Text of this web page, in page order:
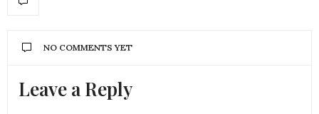
NO COMMENTS YET
Leave a Reply